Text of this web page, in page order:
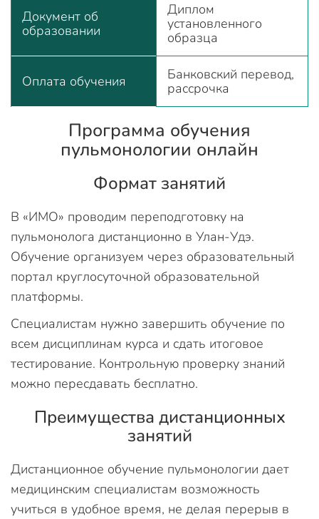
Документ об
образовании
Диплом
установленного
образца
Оплата обучения
Банковский перевод,
рассрочка
Программа обучения
пульмонологии онлайн
Формат занятий
В «ИМО» проводим переподготовку на
пульмонолога дистанционно в Улан-Удэ.
Обучение организуем через образовательный
портал круглосуточной образовательной
платформы.
Специалистам нужно завершить обучение по
всем дисциплинам курса и сдать итоговое
тестирование. Контрольную проверку знаний
можно пересдавать бесплатно.
Преимущества дистанционных
занятий
Дистанционное обучение пульмонологии дает
медицинским специалистам возможность
учиться в удобное время, не делая перерыв в